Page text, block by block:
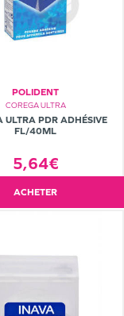
POLIDENT
COREGA ULTRA
ULTRA PDR ADHÉSIVE
FL/40ML
5,64€
ACHETER